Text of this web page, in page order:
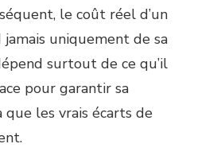
le coût réel d’un
uniquement de sa
surtout de ce qu’il
pour garantir sa
que les vrais écarts de